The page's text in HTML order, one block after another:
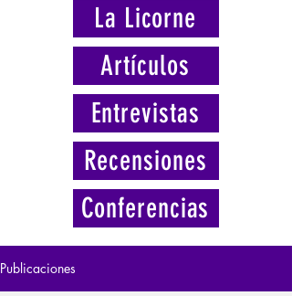
La Licorne
Artículos
Entrevistas
Recensiones
Conferencias
Publicaciones